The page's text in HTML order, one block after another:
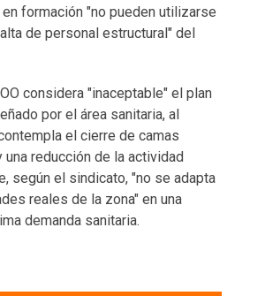
formación "no pueden utilizarse
de personal estructural" del
considera "inaceptable" el plan
por el área sanitaria, al
el cierre de camas
reducción de la actividad
según el sindicato, "no se adapta
reales de la zona" en una
demanda sanitaria.